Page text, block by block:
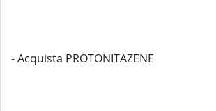
- Acquista PROTONITAZENE